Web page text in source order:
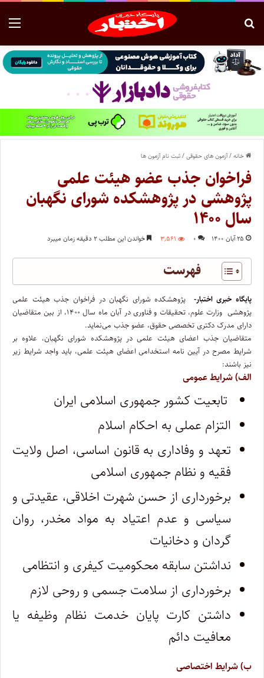
خانه/آزمون های حقوقی/ثبت نام آزمون ها
فراخوان جذب عضو هیئت علمی
پژوهشی در پژوهشکده شورای نگهبان
سال ۱۴۰۰
۲۵ آبان ۱۴۰۰ ۰ ۳,۵۶۱ خواندن این مطلب ۲ دقیقه زمان میبرد
فهرست
پایگاه خبری اختبار-
پژوهشکده شورای نگهبان در فراخوان جذب هیئت علمی
پژوهشی وزارت علوم، تحقیقات و فناوری در آبان ماه سال ۱۴۰۰، از بین متقاضیان
دارای مدرک دکتری تخصصی حقوق، عضو جذب می‌نماید.
متقاضیان جذب اعضای هیئت علمی در پژوهشکده شورای نگهبان، علاوه بر
شرایط مصرح در آیین نامه استخدامی اعضای هیئت علمی، باید واجد شرایط زیر
نیز باشند:
الف) شرایط عمومی
تابعیت کشور جمهوری اسلامی ایران
التزام عملی به احکام اسلام
تعهد و وفاداری به قانون اساسی، اصل ولایت
فقیه و نظام جمهوری اسلامی
برخورداری از حسن شهرت اخلاقی، عقیدتی و
سیاسی و عدم اعتیاد به مواد مخدر، روان
گردان و دخانیات
نداشتن سابقه محکومیت کیفری و انتظامی
برخورداری از سلامت جسمی و روحی لازم
داشتن کارت پایان خدمت نظام وظیفه یا
معافیت دائم
ب) شرایط اختصاصی